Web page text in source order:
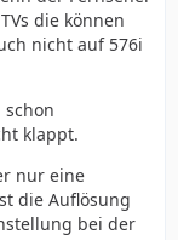
die können
nicht auf 576i
klappt.
nur eine
die Auflösung
bei der